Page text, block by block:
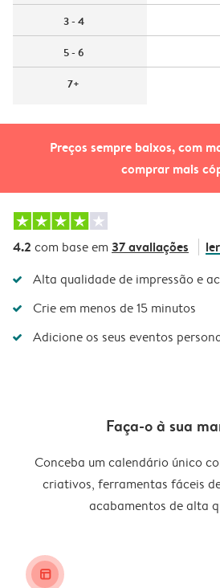
Preços sempre baixos, com
comprar mais
3 - 4
5 - 6
7+
4.2 com base em 37 avaliações
Alta qualidade de impressão e
Crie em menos de 15 minutos
Adicione os seus eventos
Faça-o à sua
Conceba um calendário único
criativos, ferramentas fáceis
acabamentos de alta
layout_alt